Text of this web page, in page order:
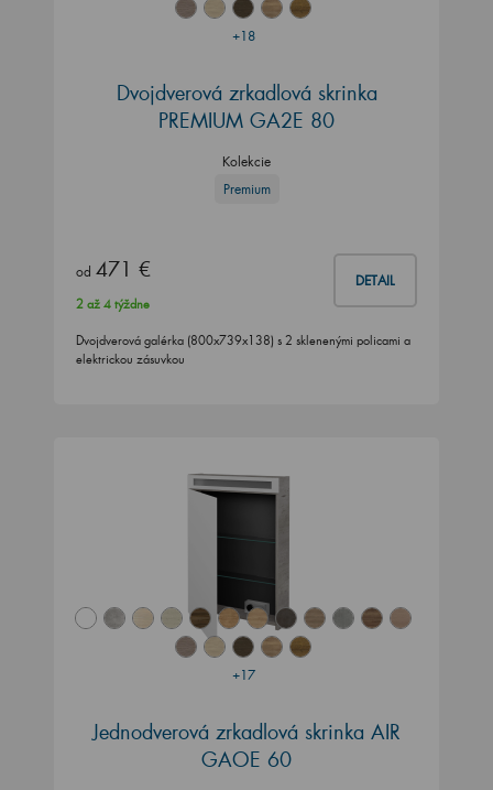
+18
Dvojdverová zrkadlová skrinka
PREMIUM GA2E 80
Kolekcie
Premium
od 471 € DETAIL
2 až 4 týždne
Dvojdverová galérka (800x739x138) s 2 sklenenými policami a
elektrickou zásuvkou
+17
Jednodverová zrkadlová skrinka AIR
GAOE 60